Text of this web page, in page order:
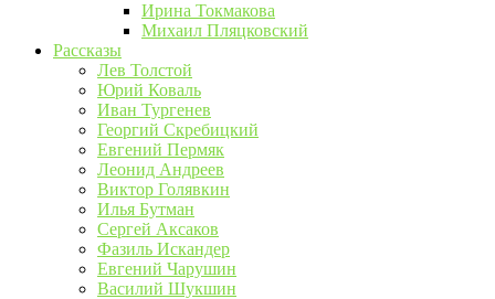
Ирина Токмакова
Михаил Пляцковский
Рассказы
Лев Толстой
Юрий Коваль
Иван Тургенев
Георгий Скребицкий
Евгений Пермяк
Леонид Андреев
Виктор Голявкин
Илья Бутман
Сергей Аксаков
Фазиль Искандер
Евгений Чарушин
Василий Шукшин